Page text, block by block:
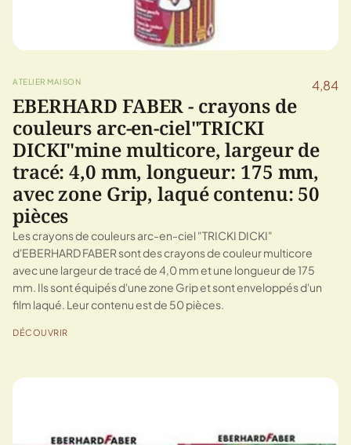
ATELIER MAISON 4,84
EBERHARD FABER - crayons de
couleurs arc-en-ciel"TRICKI
DICKI"mine multicore, largeur de
tracé: 4,0 mm, longueur: 175 mm,
avec zone Grip, laqué contenu: 50
pièces
Les crayons de couleurs arc-en-ciel "TRICKI DICKI"
d'EBERHARD FABER sont des crayons de couleur multicore
avec une largeur de tracé de 4,0 mm et une longueur de 175
mm. Ils sont équipés d'une zone Grip et sont enveloppés d'un
film laqué. Leur contenu est de 50 pièces.
DÉCOUVRIR